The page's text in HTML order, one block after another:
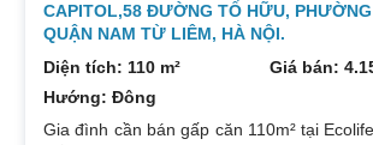
CAPITOL,58 ĐƯỜNG TỐ HỮU, PHƯỜNG
QUẬN NAM TỪ LIÊM, HÀ NỘI.
Diện tích: 110 m²
Giá bán:
Hướng: Đông
Gia đình cần bán gấp căn 110m² tại